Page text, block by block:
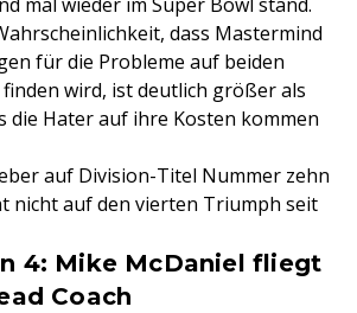
dass Mastermind
für die Probleme auf beiden
finden wird, ist deutlich größer als
die Hater auf ihre Kosten kommen
auf Division-Titel Nummer zehn
nicht auf den vierten Triumph seit
4: Mike McDaniel fliegt
Coach